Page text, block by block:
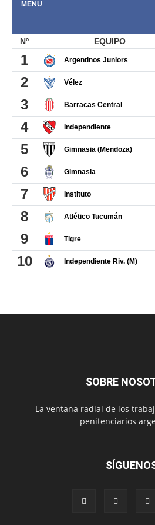
SOBRE
La ventana radial de los
penitenciarios